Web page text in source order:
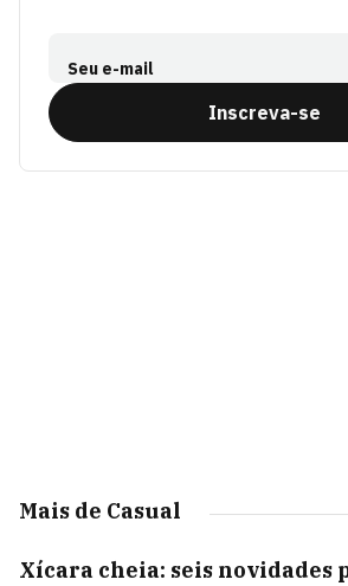
Seu e-mail
Inscreva-se
Mais de Casual
Xícara cheia: seis novidades